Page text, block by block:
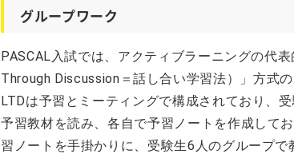
グループワーク
PASCAL入試では、アクティブラーニングの代
Through Discussion＝話し合い学習法）」方式
LTDは予習とミーティングで構成されており、
予習教材を読み、各自で予習ノートを作成して
習ノートを手掛かりに、受験生6人のグループ